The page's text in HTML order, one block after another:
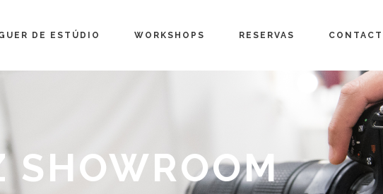
DE ESTÚDIO WORKSHOPS RESERVAS
SHOWROOM